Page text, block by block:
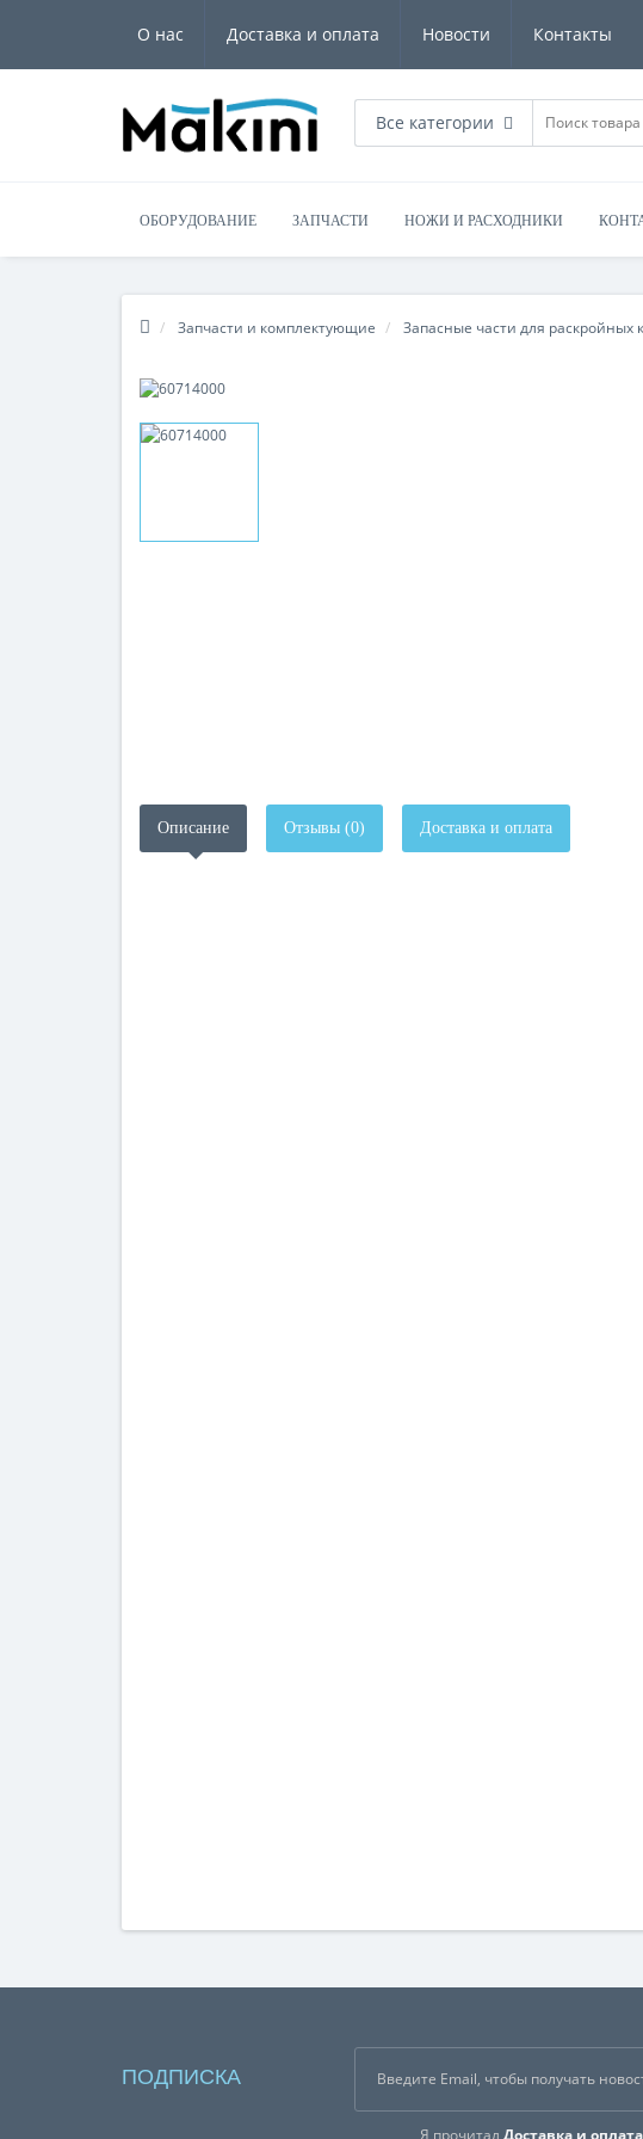
О нас Доставка и оплата Новости Контакты
Все категории
ОБОРУДОВАНИЕ ЗАПЧАСТИ НОЖИ И РАСХОДНИКИ
Запчасти и комплектующие Запасные части для раскройных
Описание Отзывы (0) Доставка и оплата
ПОДПИСКА
Я прочиталДоставка и оплата